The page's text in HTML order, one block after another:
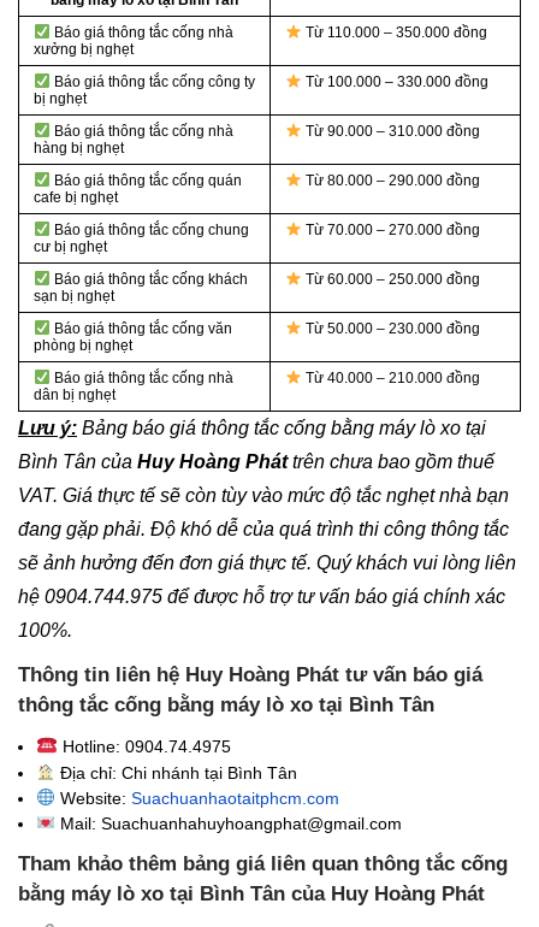
Báo giá thông tắc cống nhà
xưởng bị nghẹt
Từ 110.000 – 350.000 đồng
Báo giá thông tắc cống công ty
bị nghẹt
Từ 100.000 – 330.000 đồng
Báo giá thông tắc cống nhà
hàng bị nghẹt
Từ 90.000 – 310.000 đồng
Báo giá thông tắc cống quán
cafe bị nghẹt
Từ 80.000 – 290.000 đồng
Báo giá thông tắc cống chung
cư bị nghẹt
Từ 70.000 – 270.000 đồng
Báo giá thông tắc cống khách
sạn bị nghẹt
Từ 60.000 – 250.000 đồng
Báo giá thông tắc cống văn
phòng bị nghẹt
Từ 50.000 – 230.000 đồng
Báo giá thông tắc cống nhà
dân bị nghẹt
Từ 40.000 – 210.000 đồng
Lưu ý: Bảng báo giá thông tắc cống bằng máy lò xo tại
Bình Tân của Huy Hoàng Pháttrên chưa bao gồm thuế
VAT. Giá thực tế sẽ còn tùy vào mức độ tắc nghẹt nhà bạn
đang gặp phải. Độ khó dễ của quá trình thi công thông tắc
sẽ ảnh hưởng đến đơn giá thực tế. Quý khách vui lòng liên
hệ 0904.744.975 để được hỗ trợ tư vấn báo giá chính xác
100%.
Thông tin liên hệ Huy Hoàng Phát tư vấn báo giá
thông tắc cống bằng máy lò xo tại Bình Tân
Hotline: 0904.74.4975
Địa chỉ: Chi nhánh tại Bình Tân
Website: Suachuanhaotaitphcm.com
Mail: Suachuanhahuyhoangphat@gmail.com
Tham khảo thêm bảng giá liên quan thông tắc cống
bằng máy lò xo tại Bình Tân của Huy Hoàng Phát